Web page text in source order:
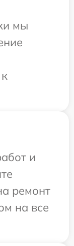
мы
и
ремонт
на все